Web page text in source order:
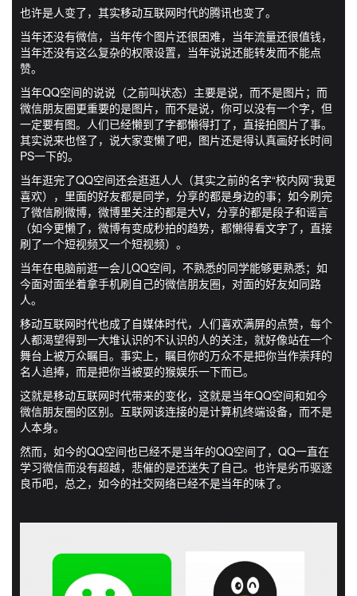
也许是人变了，其实移动互联网时代的腾讯也变了。
当年还没有微信，当年传个图片还很困难，当年流量还很值钱，
当年还没有这么复杂的权限设置，当年说说还能转发而不能点
赞。
当年QQ空间的说说（之前叫状态）主要是说，而不是图片；而
微信朋友圈更重要的是图片，而不是说，你可以没有一个字，但
一定要有图。人们已经懒到了字都懒得打了，直接拍图片了事。
其实说来也怪了，说大家变懒了吧，图片还是得认真画好长时间
PS一下的。
当年逛完了QQ空间还会逛逛人人（其实之前的名字“校内网”我更
喜欢），里面的好友都是同学，分享的都是身边的事；如今刷完
了微信刷微博，微博里关注的都是大V，分享的都是段子和谣言
（如今更懒了，微博有变成秒拍的趋势，都懒得看文字了，直接
刷了一个短视频又一个短视频）。
当年在电脑前逛一会儿QQ空间，不熟悉的同学能够更熟悉；如
今面对面坐着拿手机刷自己的微信朋友圈，对面的好友如同路
人。
移动互联网时代也成了自媒体时代，人们喜欢满屏的点赞，每个
人都渴望得到一大堆认识的不认识的人的关注，就好像站在一个
舞台上被万众瞩目。事实上，瞩目你的万众不是把你当作崇拜的
名人追捧，而是把你当被耍的猴娱乐一下而已。
这就是移动互联网时代带来的变化，这就是当年QQ空间和如今
微信朋友圈的区别。互联网该连接的是计算机终端设备，而不是
人本身。
然而，如今的QQ空间也已经不是当年的QQ空间了，QQ一直在
学习微信而没有超越，悲催的是还迷失了自己。也许是劣币驱逐
良币吧，总之，如今的社交网络已经不是当年的味了。